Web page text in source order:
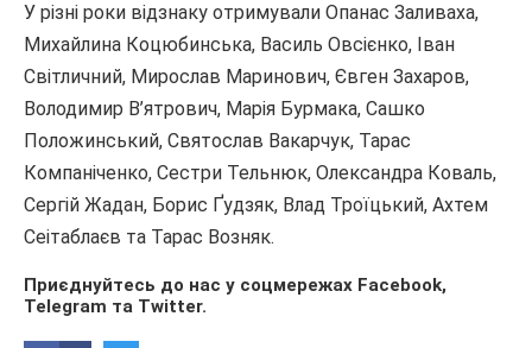
У різні роки відзнаку отримували Опанас Заливаха,
Михайлина Коцюбинська, Василь Овсієнко, Іван
Світличний, Мирослав Маринович, Євген Захаров,
Володимир В’ятрович, Марія Бурмака, Сашко
Положинський, Святослав Вакарчук, Тарас
Компаніченко, Сестри Тельнюк, Олександра Коваль,
Сергій Жадан, Борис Ґудзяк, Влад Троїцький, Ахтем
Сеітаблаєв та Тарас Возняк.
Приєднуйтесь до нас у соцмережах Facebook,
Telegram та Twitter.